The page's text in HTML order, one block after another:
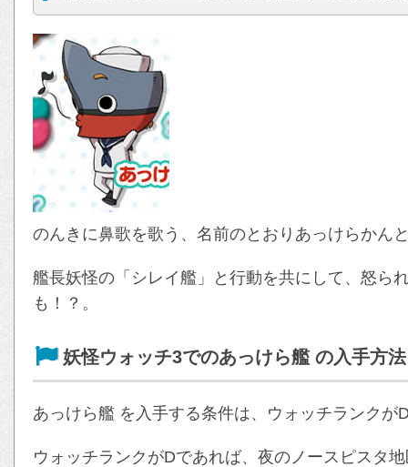
のんきに鼻歌を歌う、名前のとおりあっけらかん
艦長妖怪の「シレイ艦」と行動を共にして、怒ら
も！？。
妖怪ウォッチ3でのあっけら艦 の入手方法
あっけら艦 を入手する条件は、ウォッチランクが
ウォッチランクがDであれば、夜のノースピスタ